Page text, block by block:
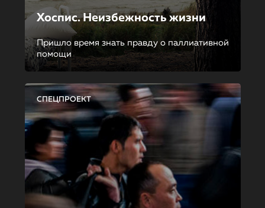
Хоспис. Неизбежность жизни
Пришло время знать правду о паллиативной
помощи
СПЕЦПРОЕКТ